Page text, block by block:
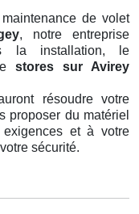
de volet
, notre entreprise
la installation, le
stores
sur Avirey
résoudre votre
proposer du matériel
et à votre
sécurité.